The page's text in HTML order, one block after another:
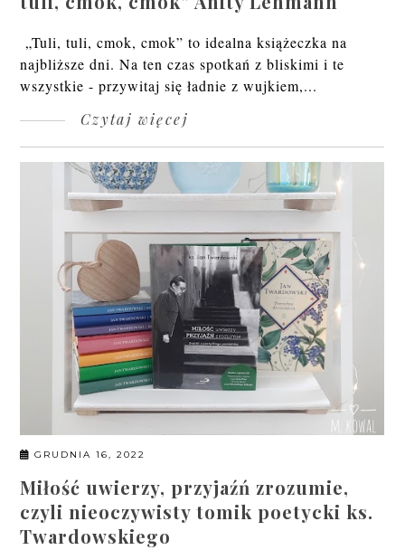
„Tuli, tuli, cmok, cmok” to idealna książeczka na
najbliższe dni. Na ten czas spotkań z bliskimi i te
wszystkie - przywitaj się ładnie z wujkiem,...
Czytaj więcej
GRUDNIA 16, 2022
Miłość uwierzy, przyjaźń zrozumie,
czyli nieoczywisty tomik poetycki ks.
Twardowskiego